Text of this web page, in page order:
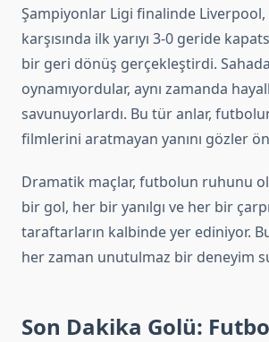
Şampiyonlar Ligi finalinde
karşısında ilk yarıyı 3-0 geride
bir geri dönüş gerçekleştirdi.
oynamıyordular, aynı zamanda
savunuyorlardı. Bu tür anlar,
filmlerini aratmayan yanını gözler
Dramatik maçlar, futbolun ruhunu
bir gol, her bir yanılgı ve her bir
taraftarların kalbinde yer ediniyor.
her zaman unutulmaz bir deneyim
Son Dakika Golü: